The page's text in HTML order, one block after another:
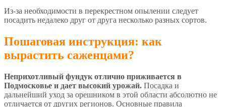
Из-за необходимости в перекрестном опылении следует
посадить недалеко друг от друга несколько разных сортов.
Пошаговая инструкция: как
вырастить саженцами?
Неприхотливый фундук отлично приживается в
Подмосковье и дает высокий урожай. Посадка и
дальнейший уход за орешником в этой области абсолютно не
отличается от других регионов. Основные правила